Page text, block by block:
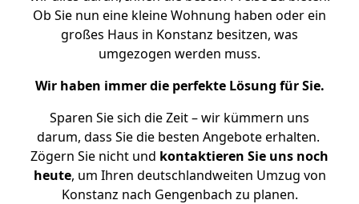
Ob Sie nun eine kleine Wohnung haben oder ein
großes Haus in Konstanz besitzen, was
umgezogen werden muss.
Wir haben immer die perfekte Lösung für Sie.
Sparen Sie sich die Zeit – wir kümmern uns
darum, dass Sie die besten Angebote erhalten.
Zögern Sie nicht und kontaktieren Sie uns noch
heute, um Ihren deutschlandweiten Umzug von
Konstanz nach Gengenbach zu planen.